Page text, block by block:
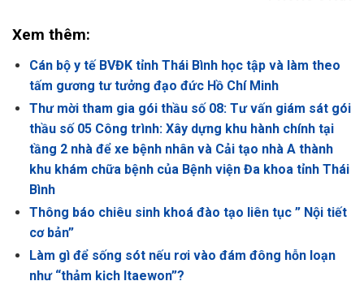
Xem thêm:
Cán bộ y tế BVĐK tỉnh Thái Bình học tập và làm theo
tấm gương tư tưởng đạo đức Hồ Chí Minh
Thư mời tham gia gói thầu số 08: Tư vấn giám sát gói
thầu số 05 Công trình: Xây dựng khu hành chính tại
tầng 2 nhà để xe bệnh nhân và Cải tạo nhà A thành
khu khám chữa bệnh của Bệnh viện Đa khoa tỉnh Thái
Bình
Thông báo chiêu sinh khoá đào tạo liên tục ” Nội tiết
cơ bản”
Làm gì để sống sót nếu rơi vào đám đông hỗn loạn
như “thảm kịch Itaewon”?